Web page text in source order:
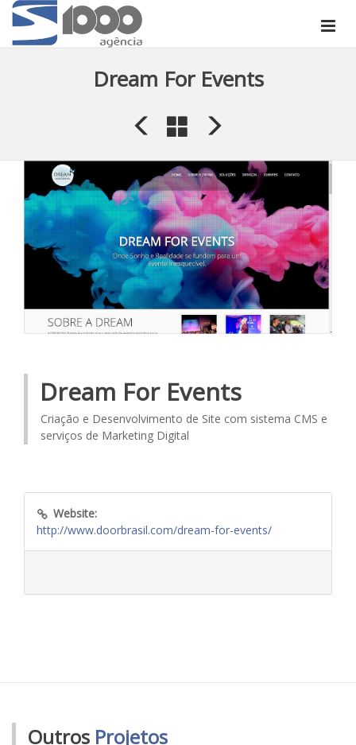
Dream For Events
Dream For Events
Criação e Desenvolvimento de Site com sistema CMS e
serviços de Marketing Digital
Website:
http://www.doorbrasil.com/dream-for-events/
Outros Projetos